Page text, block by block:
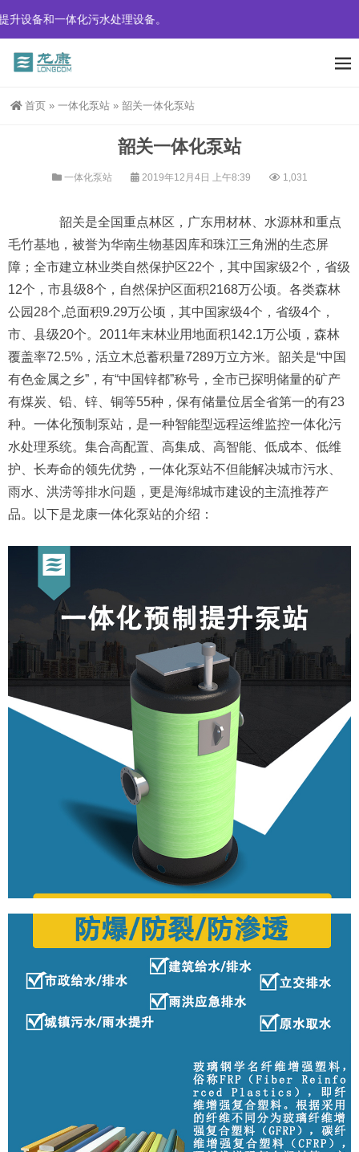
一体化污水处理设备。
首页 » 一体化泵站 » 韶关一体化泵站
韶关一体化泵站
一体化泵站 2019年12月4日 上午8:39 1,031
韶关是全国重点林区，广东用材林、水源林和重点
毛竹基地，被誉为华南生物基因库和珠江三角洲的生态屏
障；全市建立林业类自然保护区22个，其中国家级2个，省级
12个，市县级8个，自然保护区面积2168万公顷。各类森林
公园28个,总面积9.29万公顷，其中国家级4个，省级4个，
市、县级20个。2011年末林业用地面积142.1万公顷，森林
覆盖率72.5%，活立木总蓄积量7289万立方米。韶关是“中国
有色金属之乡”，有“中国锌都”称号，全市已探明储量的矿产
有煤炭、铅、锌、铜等55种，保有储量位居全省第一的有23
种。一体化预制泵站，是一种智能型远程运维监控一体化污
水处理系统。集合高配置、高集成、高智能、低成本、低维
护、长寿命的领先优势，一体化泵站不但能解决城市污水、
雨水、洪涝等排水问题，更是海绵城市建设的主流推荐产
品。以下是龙康一体化泵站的介绍：